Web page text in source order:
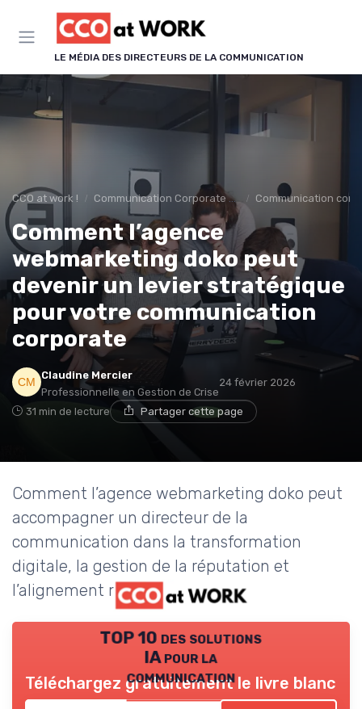
LE MÉDIA DES DIRECTEURS DE LA COMMUNICATION
CCO at work ! Communication Corporate & Institutionnelle Communication
Comment l’agence
webmarketing doko peut
devenir un levier stratégique
pour votre communication
corporate
Claudine Mercier
Professionnelle en Gestion de Crise
24 février 2026
31 min de lecture Partager cette page
Comment l’agence webmarketing doko peut
accompagner un directeur de la
communication dans la transformation
digitale, la gestion de la réputation et
l’alignement marque / business.
TOP 10 des solutions
IA pour la
communication
Téléchargez gratuitement le livre blanc
Panneau de gestion des cookies